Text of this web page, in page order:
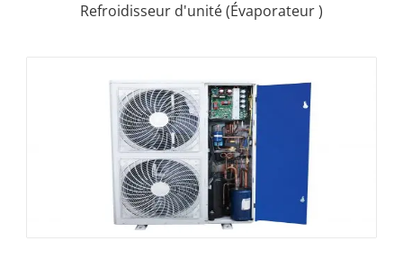
Refroidisseur d'unité (Évaporateur )